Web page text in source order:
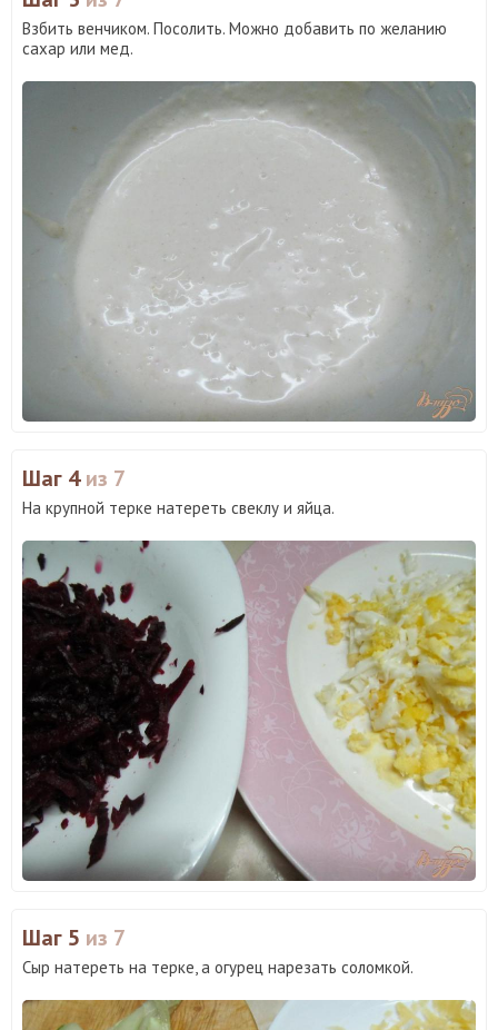
Взбить венчиком. Посолить. Можно добавить по желанию
сахар или мед.
Шаг 4из 7
На крупной терке натереть свеклу и яйца.
Шаг 5 из 7
Сыр натереть на терке, а огурец нарезать соломкой.